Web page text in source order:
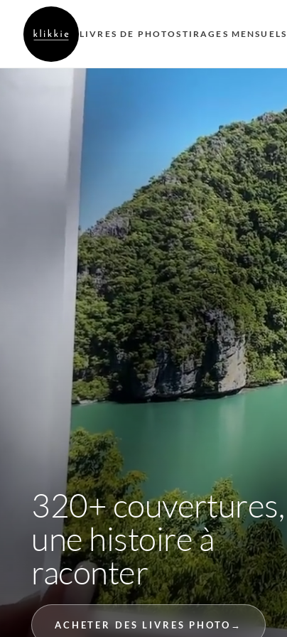
LIVRES DE PHOTOS TIRAGES MENSUELS
320+ couvertures,
une histoire à
raconter
ACHETER DES LIVRES PHOTO